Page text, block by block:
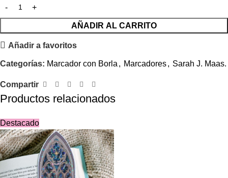
AÑADIR AL CARRITO
Añadir a favoritos
Categorías: Marcador con Borla , Marcadores, Sarah J. Maas.
Compartir
Productos relacionados
Destacado